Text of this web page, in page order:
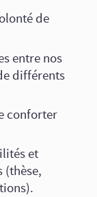
de
entre nos
différents
conforter
et
(thèse,